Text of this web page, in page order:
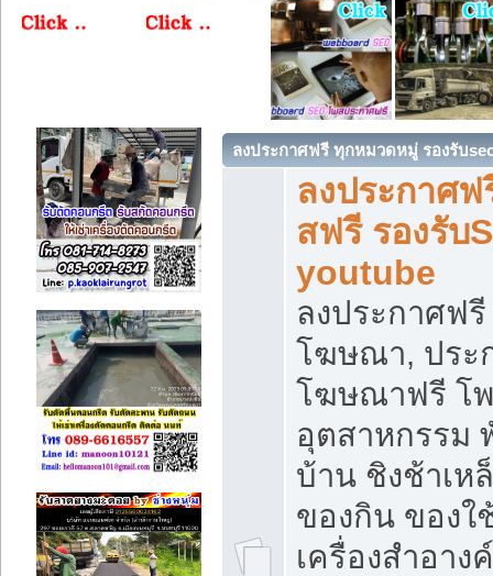
ลงประกาศฟรี ทุกหมวดหมู่ รองรับ
ลงประกาศ
สฟรี รองรับ
youtube
ลงประกาศฟ
โฆษณา, ประ
โฆษณาฟรี โ
อุตสาหกรรม
บ้าน ชิงช้าเห
ของกิน ของใ
เครื่องสำอา